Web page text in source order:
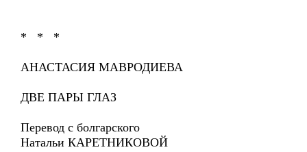
* * *
АНАСТАСИЯ МАВРОДИЕВА
ДВЕ ПАРЫ ГЛАЗ
Перевод с болгарского
Натальи КАРЕТНИКОВОЙ